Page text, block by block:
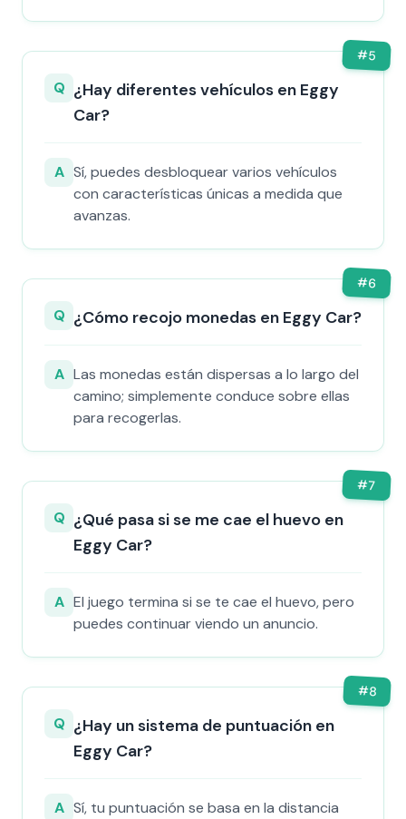
#5
Q ¿Hay diferentes vehículos en Eggy
Car?
A Sí, puedes desbloquear varios vehículos
con características únicas a medida que
avanzas.
#6
Q ¿Cómo recojo monedas en Eggy Car?
A Las monedas están dispersas a lo largo del
camino; simplemente conduce sobre ellas
para recogerlas.
#7
Q ¿Qué pasa si se me cae el huevo en
Eggy Car?
A El juego termina si se te cae el huevo, pero
puedes continuar viendo un anuncio.
#8
Q ¿Hay un sistema de puntuación en
Eggy Car?
A Sí, tu puntuación se basa en la distancia